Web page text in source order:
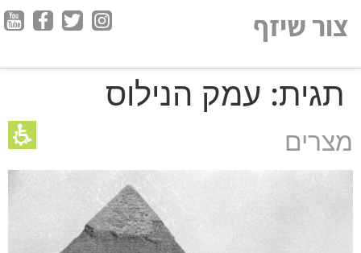
של
אינטרנט,
לחץ
אנטר
לעבור
צור שיזף
תגית: עמק הנילוס
מצרים